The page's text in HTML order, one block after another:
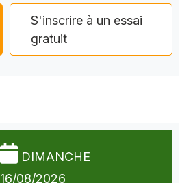
S'inscrire à un essai
gratuit
DIMANCHE
16/08/2026